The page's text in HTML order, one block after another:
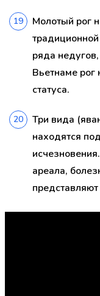
Молотый рог
ряда недугов,
Вьетнаме рог
статуса.
Три вида
находятся
ареала,